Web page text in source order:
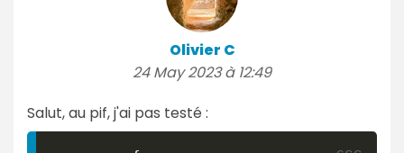
Olivier C
24 May 2023 à 12:49
Salut, au pif, j'ai pas testé :